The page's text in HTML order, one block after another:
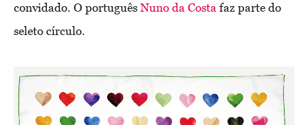
convidado. O português Nuno da Costa faz parte do
seleto círculo.